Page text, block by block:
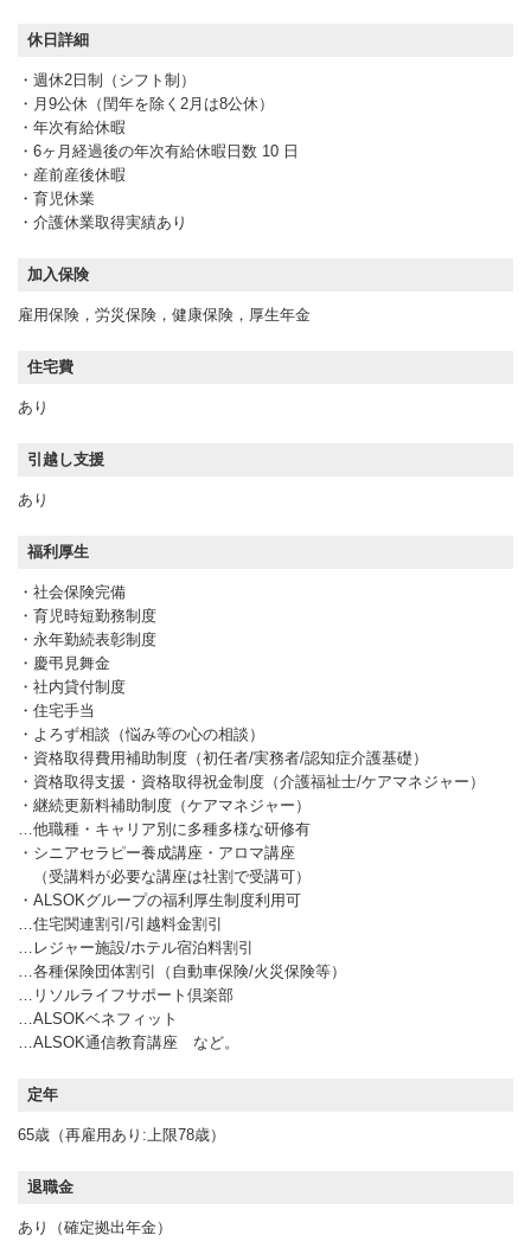
休日詳細
・週休2日制（シフト制）
・月9公休（閏年を除く2月は8公休）
・年次有給休暇
・6ヶ月経過後の年次有給休暇日数 10 日
・産前産後休暇
・育児休業
・介護休業取得実績あり
加入保険
雇用保険，労災保険，健康保険，厚生年金
住宅費
あり
引越し支援
あり
福利厚生
・社会保険完備
・育児時短勤務制度
・永年勤続表彰制度
・慶弔見舞金
・社内貸付制度
・住宅手当
・よろず相談（悩み等の心の相談）
・資格取得費用補助制度（初任者/実務者/認知症介護基礎）
・資格取得支援・資格取得祝金制度（介護福祉士/ケアマネジャー）
・継続更新料補助制度（ケアマネジャー）
…他職種・キャリア別に多種多様な研修有
・シニアセラピー養成講座・アロマ講座
（受講料が必要な講座は社割で受講可）
・ALSOKグループの福利厚生制度利用可
…住宅関連割引/引越料金割引
…レジャー施設/ホテル宿泊料割引
…各種保険団体割引（自動車保険/火災保険等）
…リソルライフサポート倶楽部
…ALSOKベネフィット
…ALSOK通信教育講座 など。
定年
65歳（再雇用あり:上限78歳）
退職金
あり（確定拠出年金）